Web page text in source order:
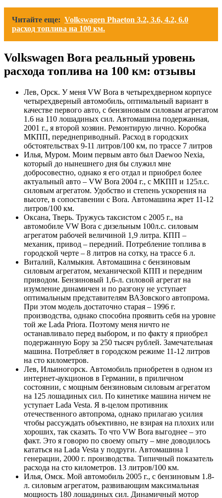
Читайте еще: Volkswagen Phaeton 3.2, 3.6, 4.2, 6.0
расход топлива на 100 км.
Volkswagen Bora реальный уровень
расхода топлива на 100 км: отзывы
Лев, Орск. У меня VW Bora в четырехдверном корпусе
четырехдверный автомобиль, оптимальный вариант в
качестве первого авто, с бензиновым силовым агрегатом
1.6 на 110 лошадиных сил. Автомашина подержанная,
2001 г., я второй хозяин. Ремонтирую лично. Коробка
МКПП, переднеприводный. Расход в городских
обстоятельствах 9-11 литров/100 км, по трассе 7 литров
Илья, Муром. Моим первым авто был Daewoo Nexia,
который до нынешнего дня бы служил мне
добросовестно, однако я его отдал и приобрел более
актуальный авто – VW Bora 2004 г., с МКПП и 125л.с.
силовым агрегатом. Удобство и степень ускорения на
высоте, в сопоставении с Bora. Автомашина жрет 11-12
литров/100 км.
Оксана, Тверь. Тружусь таксистом с 2005 г., на
автомобиле VW Bora с дизельным 100л.с. силовым
агрегатом рабочей величиной 1,9 литра. КПП –
механик, привод – передний. Потребление топлива в
городской черте – 8 литров на сотку, на трассе 6 л.
Виталий, Калмыкия. Автомашина с бензиновым
силовым агрегатом, механической КПП и передним
приводом. Бензиновый 1,6-л. силовой агрегат на
изумление динамичен и по разгону не уступает
оптимальным представителям ВАЗовского автопрома.
При этом модель достаточно старая – 1996 г.
производства, однако способна проявить себя на уровне
той же Lada Priora. Поэтому меня ничто не
останавливало перед выбором, и по факту я приобрел
подержанную Бору за 250 тысяч рублей. Замечательная
машина. Потребляет в городском режиме 11-12 литров
на сто километров.
Лев, Ильиногорск. Автомобиль приобретен в одном из
интернет-аукционов в Германии, в приличном
состоянии, с мощным бензиновым силовым агрегатом
на 125 лошадиных сил. По кинетике машина ничем не
уступает Lada Vesta. Я в-целом противник
отечественного автопрома, однако прилагаю усилия
чтобы рассуждать объективно, не взирая на плохих или
хороших, так сказать. То что VW Bora выгоднее – это
факт. Это я говорю по своему опыту – мне доводилось
кататься на Lada Vesta у подруги. Автомашина 1
генерации, 2000 г. производства. Типичный показатель
расхода на сто километров. 13 литров/100 км.
Илья, Омск. Мой автомобиль 2005 г., с бензиновым 1.8-
л. силовым агрегатом, развивающим максимальная
мощность 180 лошадиных сил. Динамичный мотор